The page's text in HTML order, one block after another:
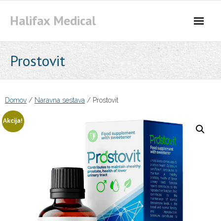
Halifax Medical
Prostovit
Domov / Naravna sestava / Prostovit
Akcija!